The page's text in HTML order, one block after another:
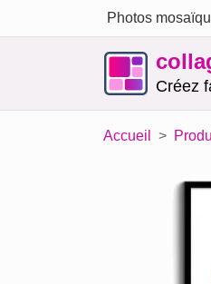
Photos
Créez
Accueil